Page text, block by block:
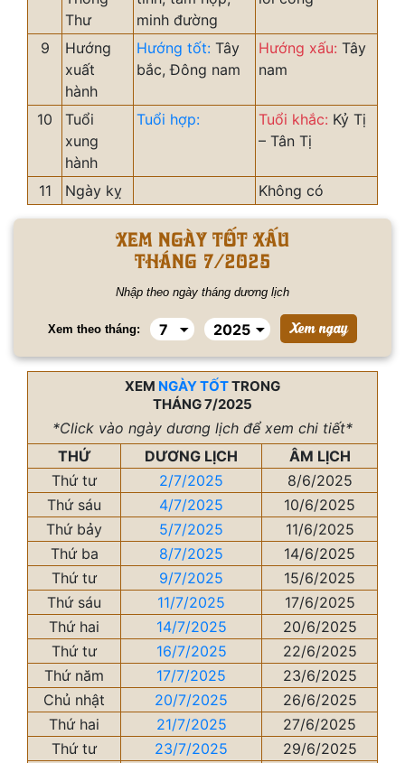
Thư
minh đường
9
Hướng
xuất
hành
Hướng tốt: Tây
bắc, Đông nam
Hướng xấu: Tây
nam
10
Tuổi
xung
hành
Tuổi hợp: Tuổi khắc: Kỷ Tị
– Tân Tị
11 Ngày kỵ Không có
Xem ngày tốt xấu
tháng 7/2025
Nhập theo ngày tháng dương lịch
Xem theo tháng:
XEM NGÀY TỐTTRONG
THÁNG 7/2025
*Click vào ngày dương lịch để xem chi tiết*
THỨ
DƯƠNG LỊCH
ÂM LỊCH
Thứ tư
2/7/2025
8/6/2025
Thứ sáu
4/7/2025
10/6/2025
Thứ bảy
5/7/2025
11/6/2025
Thứ ba
8/7/2025
14/6/2025
Thứ tư
9/7/2025
15/6/2025
Thứ sáu
11/7/2025
17/6/2025
Thứ hai
14/7/2025
20/6/2025
Thứ tư
16/7/2025
22/6/2025
Thứ năm
17/7/2025
23/6/2025
Chủ nhật
20/7/2025
26/6/2025
Thứ hai
21/7/2025
27/6/2025
Thứ tư
23/7/2025
29/6/2025